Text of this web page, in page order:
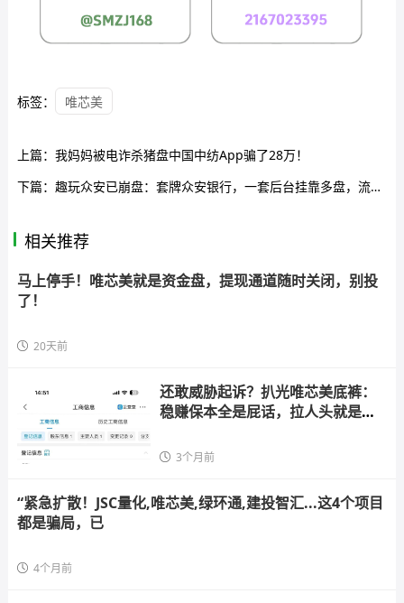
标签： 唯芯美
上篇： 我妈妈被电诈杀猪盘中国中纺App骗了28万！
下篇： 趣玩众安已崩盘：套牌众安银行，一套后台挂靠多盘，流水线收割投资人
相关推荐
马上停手！唯芯美就是资金盘，提现通道随时关闭，别投
了！
20天前
还敢威胁起诉？扒光唯芯美底裤：
稳赚保本全是屁话，拉人头就是在
3个月前
“紧急扩散！JSC量化,唯芯美,绿环通,建投智汇...这4个项目
都是骗局，已
4个月前